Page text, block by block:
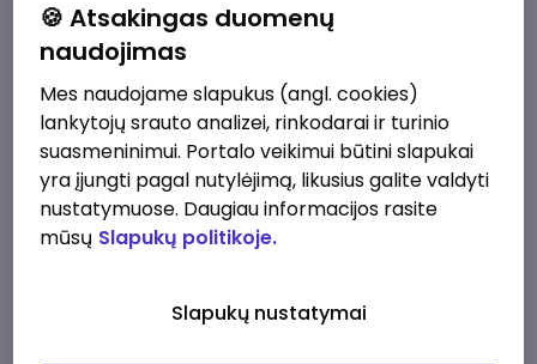
1715 - 2170 €/mėn.
prieš 22 val.
Darbo užmokesčio buhalteris(ė)
3000 - 3650 €/mėn. Prieš mokesčius
🍪 Atsakingas duomenų
naudojimas
Mes naudojame slapukus (angl. cookies)
lankytojų srauto analizei, rinkodarai ir turinio
suasmeninimui. Portalo veikimui būtini slapukai
yra įjungti pagal nutylėjimą, likusius galite valdyti
nustatymuose. Daugiau informacijos rasite
mūsų Slapukų politikoje.
Slapukų nustatymai